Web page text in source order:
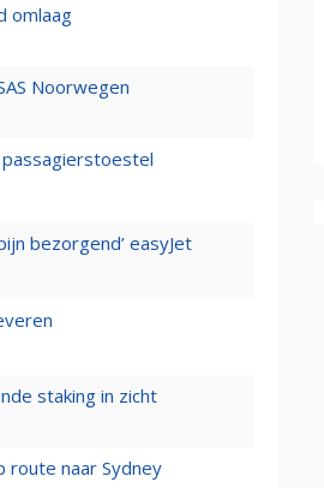
omlaag
Noorwegen
bezorgend’ easyJet
staking in zicht
route naar Sydney